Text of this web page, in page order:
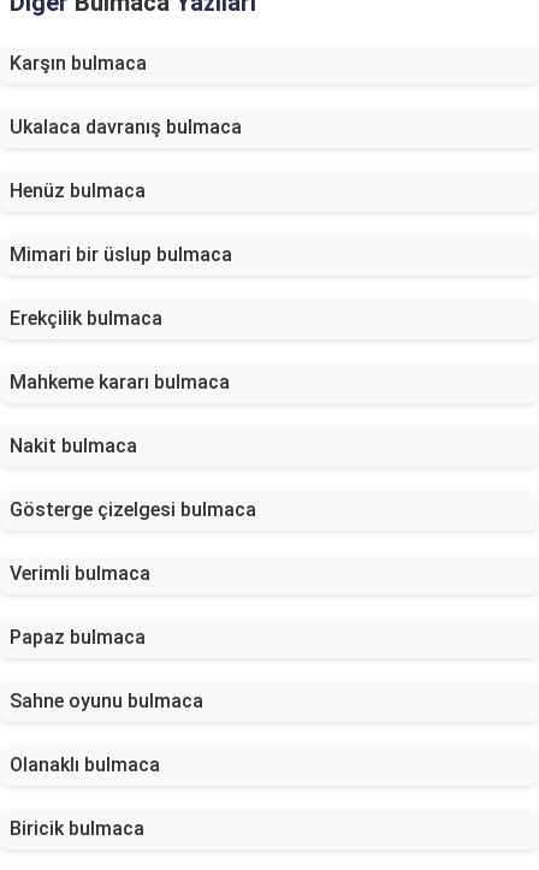
Karşın bulmaca
Ukalaca davranış bulmaca
Henüz bulmaca
Mimari bir üslup bulmaca
Erekçilik bulmaca
Mahkeme kararı bulmaca
Nakit bulmaca
Gösterge çizelgesi bulmaca
Verimli bulmaca
Papaz bulmaca
Sahne oyunu bulmaca
Olanaklı bulmaca
Biricik bulmaca